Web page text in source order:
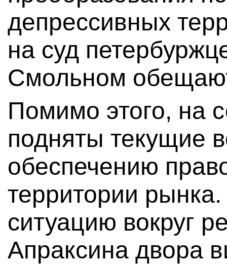
депрессивных
на суд
Смольном
Помимо этого, на
подняты текущие
обеспечению
территории
ситуацию вокруг
Апраксина двора